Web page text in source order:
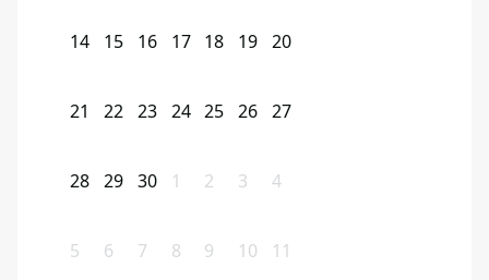
14 15 16 17 18 19 20
21 22 23 24 25 26 27
28 29 30 1 2 3 4
5 6 7 8 9 10 11